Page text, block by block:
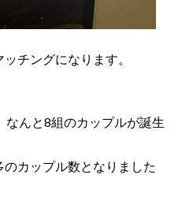
チングになります。
んと8組のカップルが誕生
カップル数となりました